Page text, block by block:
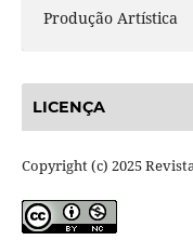
Produção Artística
LICENÇA
Copyright (c) 2025